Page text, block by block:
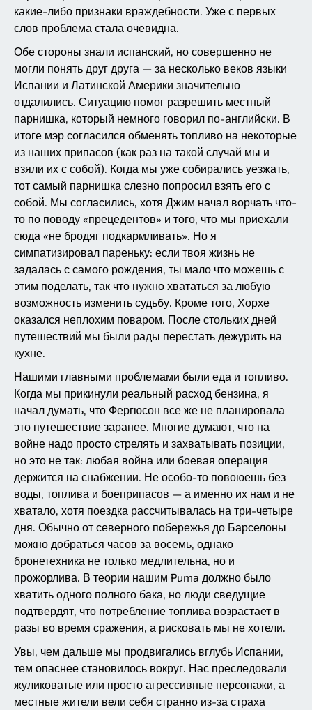
какие-либо признаки враждебности. Уже с первых
слов проблема стала очевидна.
Обе стороны знали испанский, но совершенно не
могли понять друг друга — за несколько веков языки
Испании и Латинской Америки значительно
отдалились. Ситуацию помог разрешить местный
парнишка, который немного говорил по-английски. В
итоге мэр согласился обменять топливо на некоторые
из наших припасов (как раз на такой случай мы и
взяли их с собой). Когда мы уже собирались уезжать,
тот самый парнишка слезно попросил взять его с
собой. Мы согласились, хотя Джим начал ворчать что-
то по поводу «прецедентов» и того, что мы приехали
сюда «не бродяг подкармливать». Но я
симпатизировал пареньку: если твоя жизнь не
задалась с самого рождения, ты мало что можешь с
этим поделать, так что нужно хвататься за любую
возможность изменить судьбу. Кроме того, Хорхе
оказался неплохим поваром. После стольких дней
путешествий мы были рады перестать дежурить на
кухне.
Нашими главными проблемами были еда и топливо.
Когда мы прикинули реальный расход бензина, я
начал думать, что Фергюсон все же не планировала
это путешествие заранее. Многие думают, что на
войне надо просто стрелять и захватывать позиции,
но это не так: любая война или боевая операция
держится на снабжении. Не особо-то повоюешь без
воды, топлива и боеприпасов — а именно их нам и не
хватало, хотя поездка рассчитывалась на три-четыре
дня. Обычно от северного побережья до Барселоны
можно добраться часов за восемь, однако
бронетехника не только медлительна, но и
прожорлива. В теории нашим Puma должно было
хватить одного полного бака, но люди сведущие
подтвердят, что потребление топлива возрастает в
разы во время сражения, а рисковать мы не хотели.
Увы, чем дальше мы продвигались вглубь Испании,
тем опаснее становилось вокруг. Нас преследовали
жуликоватые или просто агрессивные персонажи, а
местные жители вели себя странно из-за страха